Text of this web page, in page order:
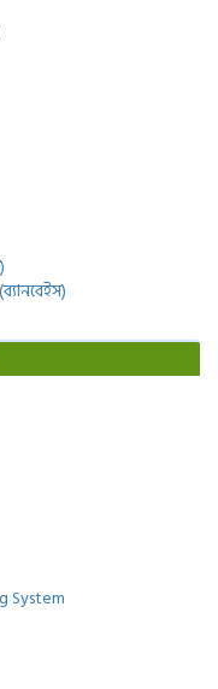
System